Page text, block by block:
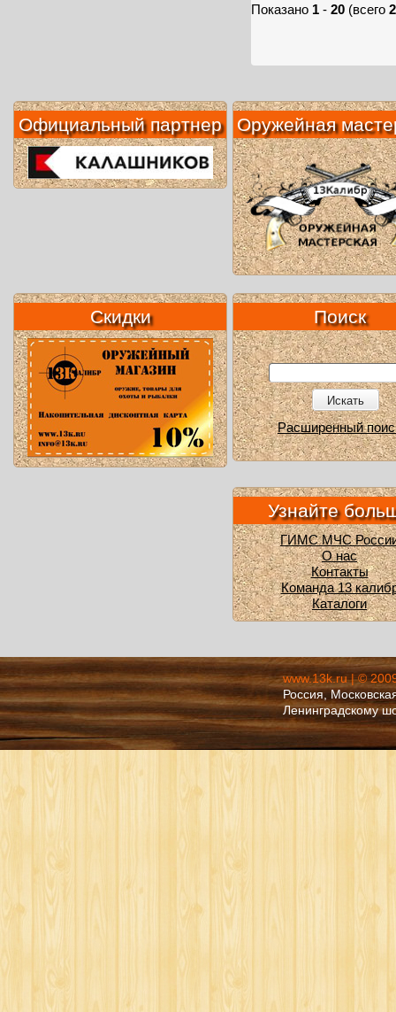
Показано 1 - 20 (всего
Официальный партнер Оружейная
Скидки Поиск
Искать
Расширенный
Узнайте
ГИМС МЧС
О нас
Контакты
Команда 13
Каталоги
www.13k.ru | ©
Россия,
Ленинградскому